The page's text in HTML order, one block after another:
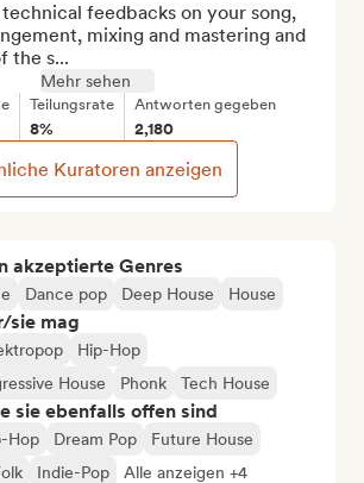
akzeptierte Genres
Dance pop Deep House House
sie mag
Hip-Hop
House
Phonk Tech House
sie ebenfalls offen sind
Hop Dream Pop
Future House
Indie-Pop Alle anzeigen +4
feedbacks on your song,
mixing and mastering and
the s...
Mehr sehen
Teilungsrate
8%
Antworten gegeben
2,180
Kuratoren anzeigen